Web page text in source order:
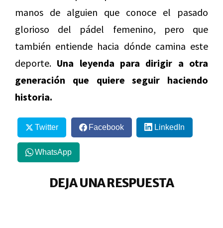
manos de alguien que conoce el pasado
glorioso del pádel femenino, pero que
también entiende hacia dónde camina este
deporte. Una leyenda para dirigir a otra
generación que quiere seguir haciendo
historia.
Twitter Facebook LinkedIn
WhatsApp
DEJA UNA RESPUESTA